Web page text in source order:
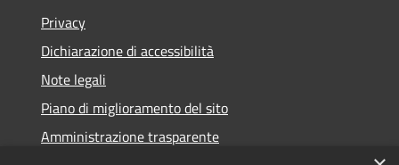
Privacy
Dichiarazione di accessibilità
Note legali
Piano di miglioramento del sito
Amministrazione trasparente